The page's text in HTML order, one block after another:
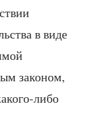
в виде
законом,
либо